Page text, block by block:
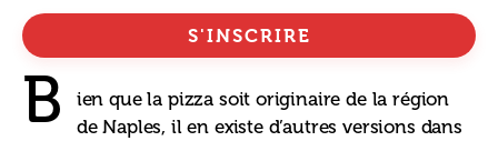
B
ien que la pizza soit originaire de la région
de Naples, il en existe d’autres versions dans